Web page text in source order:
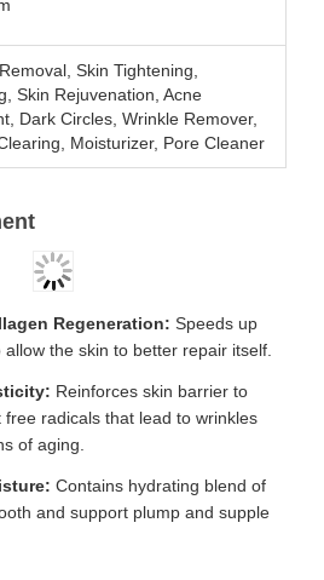
Skin Tightening,
Skin Rejuvenation, Acne
Dark Circles, Wrinkle Remover,
Moisturizer, Pore Cleaner
Regeneration: Speeds up
the skin to better repair itself.
Reinforces skin barrier to
free radicals that lead to wrinkles
of aging.
Contains hydrating blend of
and support plump and supple